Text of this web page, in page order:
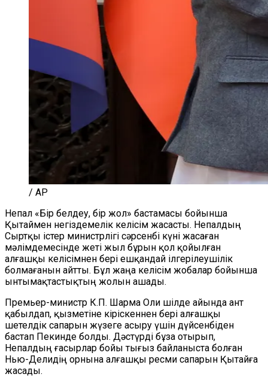
/ AP
Непал «Бір белдеу, бір жол» бастамасы бойынша
Қытаймен негіздемелік келісім жасасты. Непалдың
Сыртқы істер министрлігі сәрсенбі күні жасаған
мәлімдемесінде жеті жыл бұрын қол қойылған
алғашқы келісімнен бері ешқандай ілгерілеушілік
болмағанын айтты. Бұл жаңа келісім жобалар бойынша
ынтымақтастықтың жолын ашады.
Премьер-министр К.П. Шарма Оли шілде айында ант
қабылдап, қызметіне кіріскеннен бері алғашқы
шетелдік сапарын жүзеге асыру үшін дүйсенбіден
бастап Пекинде болды. Дәстүрді бұза отырып,
Непалдың ғасырлар бойы тығыз байланыста болған
Нью-Делидің орнына алғашқы ресми сапарын Қытайға
жасады.